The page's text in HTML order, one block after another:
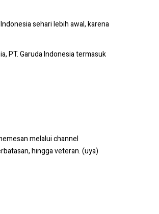
sehari lebih awal, karena
PT. Garuda Indonesia termasuk
melalui channel
hingga veteran. (uya)